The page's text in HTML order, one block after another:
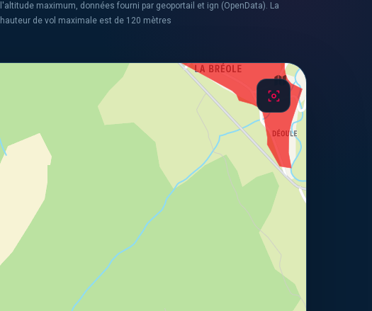
l'altitude maximum, données fourni par geoportail et ign (OpenData). La
hauteur de vol maximale est de 120 mètres